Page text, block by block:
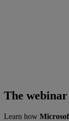
The
Learn how